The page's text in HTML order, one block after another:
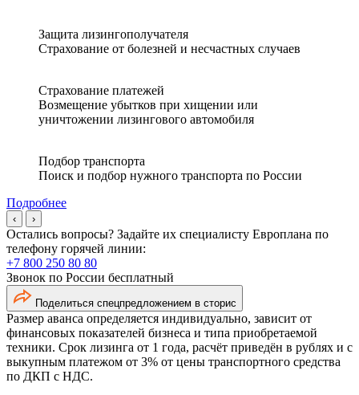
Защита лизингополучателя
Страхование от болезней и несчастных случаев
Страхование платежей
Возмещение убытков при хищении или
уничтожении лизингового автомобиля
Подбор транспорта
Поиск и подбор нужного транспорта по России
Подробнее
‹ ›
Остались вопросы? Задайте их специалисту Европлана по
телефону горячей линии:
+7 800 250 80 80
Звонок по России бесплатный
Поделиться спецпредложением в сторис
Размер аванса определяется индивидуально, зависит от
финансовых показателей бизнеса и типа приобретаемой
техники. Срок лизинга от 1 года, расчёт приведён в рублях и с
выкупным платежом от 3% от цены транспортного средства
по ДКП с НДС.